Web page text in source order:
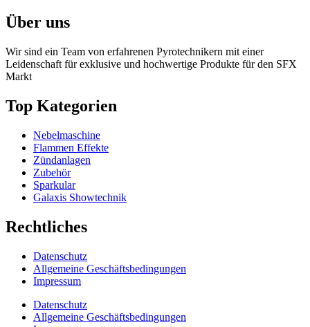
Über uns
Wir sind ein Team von erfahrenen Pyrotechnikern mit einer
Leidenschaft für exklusive und hochwertige Produkte für den SFX
Markt
Top Kategorien
Nebelmaschine
Flammen Effekte
Zündanlagen
Zubehör
Sparkular
Galaxis Showtechnik
Rechtliches
Datenschutz
Allgemeine Geschäftsbedingungen
Impressum
Datenschutz
Allgemeine Geschäftsbedingungen